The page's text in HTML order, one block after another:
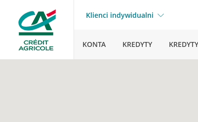
Klienci indywidualni
KONTA KREDYTY